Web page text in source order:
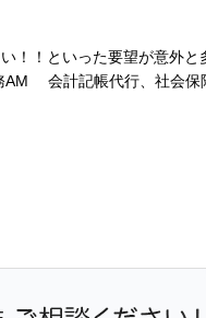
！！といった要望が意外
AM 会計記帳代行、社会